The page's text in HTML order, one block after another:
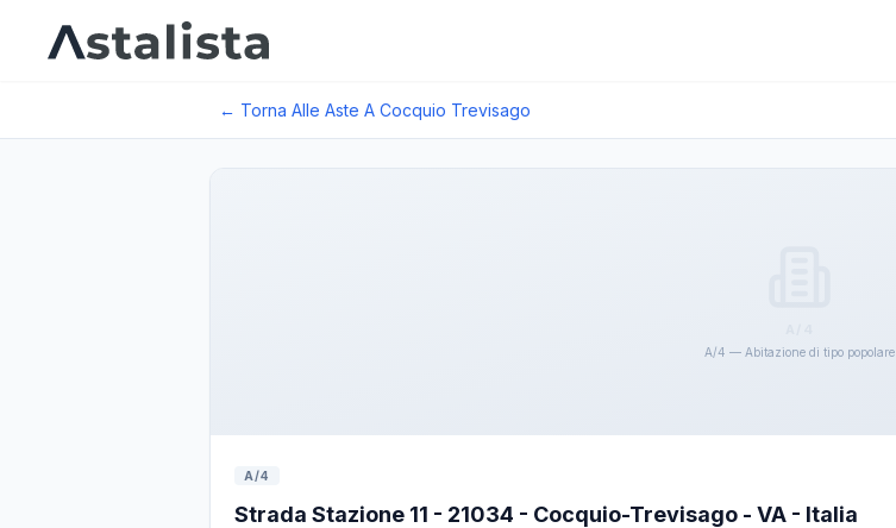
← Torna Alle Aste A Cocquio Trevisago
A/4 — Abitazione di tipo popolare
A/4
Strada Stazione 11 - 21034 - Cocquio-Trevisago - VA - Italia